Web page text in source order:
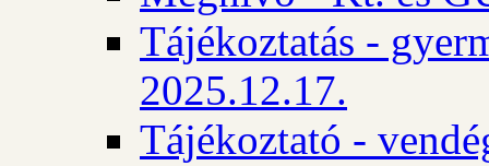
Tájékoztatás -
2025.12.17.
Tájékoztató -